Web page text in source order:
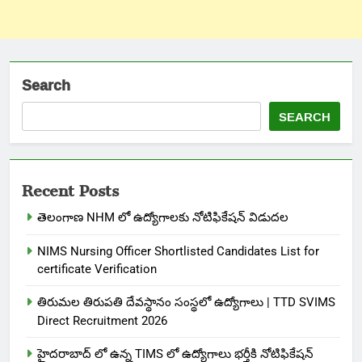
Search
SEARCH
Recent Posts
తెలంగాణ NHM లో ఉద్యోగాలకు నోటిఫికేషన్ విడుదల
NIMS Nursing Officer Shortlisted Candidates List for
certificate Verification
తిరుమల తిరుపతి దేవస్థానం సంస్థలో ఉద్యోగాలు | TTD SVIMS
Direct Recruitment 2026
హైదరాబాద్ లో ఉన్న TIMS లో ఉద్యోగాలు భర్తీకి నోటిఫికేషన్